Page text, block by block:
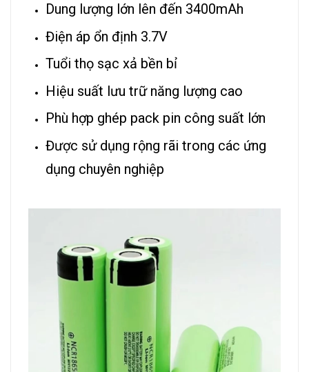
Dung lượng lớn lên đến 3400mAh
Điện áp ổn định 3.7V
Tuổi thọ sạc xả bền bỉ
Hiệu suất lưu trữ năng lượng cao
Phù hợp ghép pack pin công suất lớn
Được sử dụng rộng rãi trong các ứng
dụng chuyên nghiệp